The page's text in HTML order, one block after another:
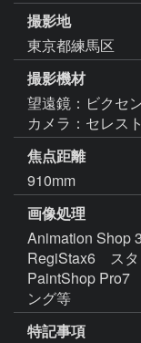
撮影地
東京都練馬区
撮影機材
望遠鏡：ビクセ
カメラ：セレス
焦点距離
910mm
画像処理
Animation Shop
RegiStax6　ス
PaintShop Pro7
ング等
特記事項